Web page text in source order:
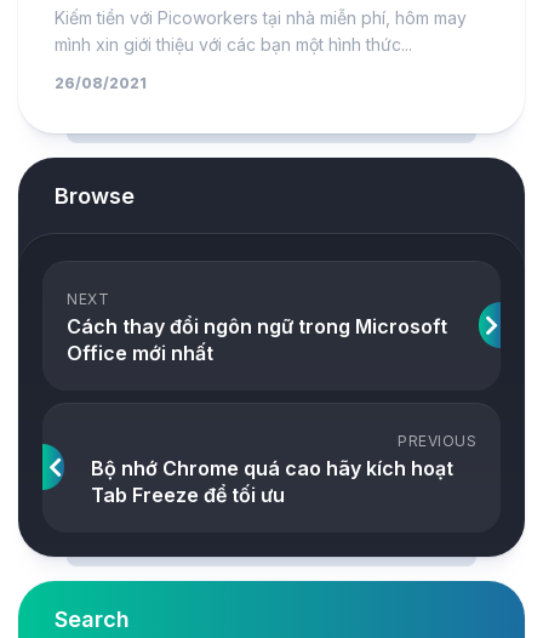
Kiếm tiền với Picoworkers tại nhà miễn phí, hôm may
mình xin giới thiệu với các bạn một hình thức...
26/08/2021
Browse
NEXT
Cách thay đổi ngôn ngữ trong Microsoft
Office mới nhất
PREVIOUS
Bộ nhớ Chrome quá cao hãy kích hoạt
Tab Freeze để tối ưu
Search